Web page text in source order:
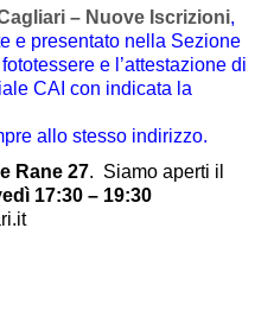
– Nuove Iscrizioni,
e presentato nella Sezione
e l’attestazione di
CAI con indicata la
allo stesso indirizzo.
Rane 27. Siamo aperti il
17:30 – 19:30